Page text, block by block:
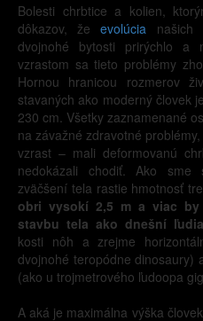
Bolesti chrbtice a kolien,
dôkazov, žeevolúcia našich
dvojnohé bytosti prirýchlo a
vzrastom sa tieto problémy
Hornou hranicou rozmerov
stavaných ako moderný človek
230 cm. Všetky zaznamenané
na závažné zdravotné
vzrast – mali deformovanú
nedokázali chodiť. Ako sme
zväčšení tela rastie hmotnosť
obri vysokí 2,5 m a viac
stavbu tela ako dnešní ľudia
kosti nôh a zrejme
dvojnohé teropódne dinosaury)
(ako u trojmetrového ľudoopa
A aká je maximálna výška